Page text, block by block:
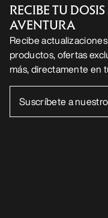
RECIBE TU
AVENTURA
Recibe
productos, ofertas
más, directamente en